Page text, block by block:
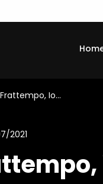
Frattempo, Io...
2021